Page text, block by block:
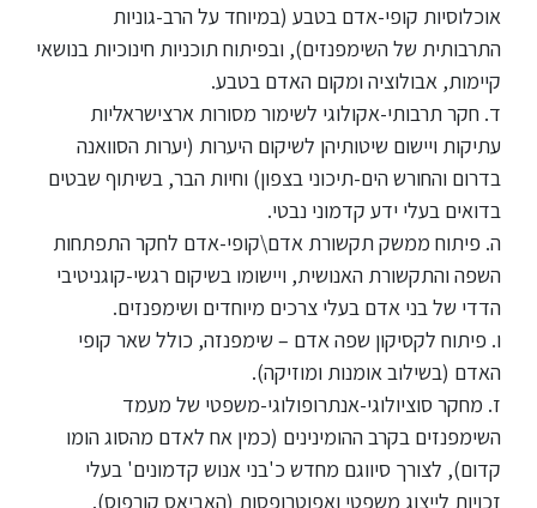
בוגרים
סגל
שכר
לימוד
מחקר
והוראה
היחידה
לבינלאומיות
ספריה
אוכלוסיות קופי-אדם בטבע (במיוחד על הרב-גוניות
התרבותית של השימפנזים), ובפיתוח תוכניות חינוכיות בנושאי
קיימות, אבולוציה ומקום האדם בטבע.
ד. חקר תרבותי-אקולוגי לשימור מסורות ארצישראליות
עתיקות ויישום שיטותיהן לשיקום היערות (יערות הסוואנה
בדרום והחורש הים-תיכוני בצפון) וחיות הבר, בשיתוף שבטים
בדואים בעלי ידע קדמוני נבטי.
ה. פיתוח ממשק תקשורת אדם\קופי-אדם לחקר התפתחות
השפה והתקשורת האנושית, ויישומו בשיקום רגשי-קוגניטיבי
הדדי של בני אדם בעלי צרכים מיוחדים ושימפנזים.
ו. פיתוח לקסיקון שפה אדם – שימפנזה, כולל שאר קופי
האדם (בשילוב אומנות ומוזיקה).
ז. מחקר סוציולוגי-אנתרופולוגי-משפטי של מעמד
השימפנזים בקרב ההומינינים (כמין אח לאדם מהסוג הומו
קדום), לצורך סיווגם מחדש כ'בני אנוש קדמונים' בעלי
זכויות לייצוג משפטי ואפוטרופסות (האביאס קורפוס).